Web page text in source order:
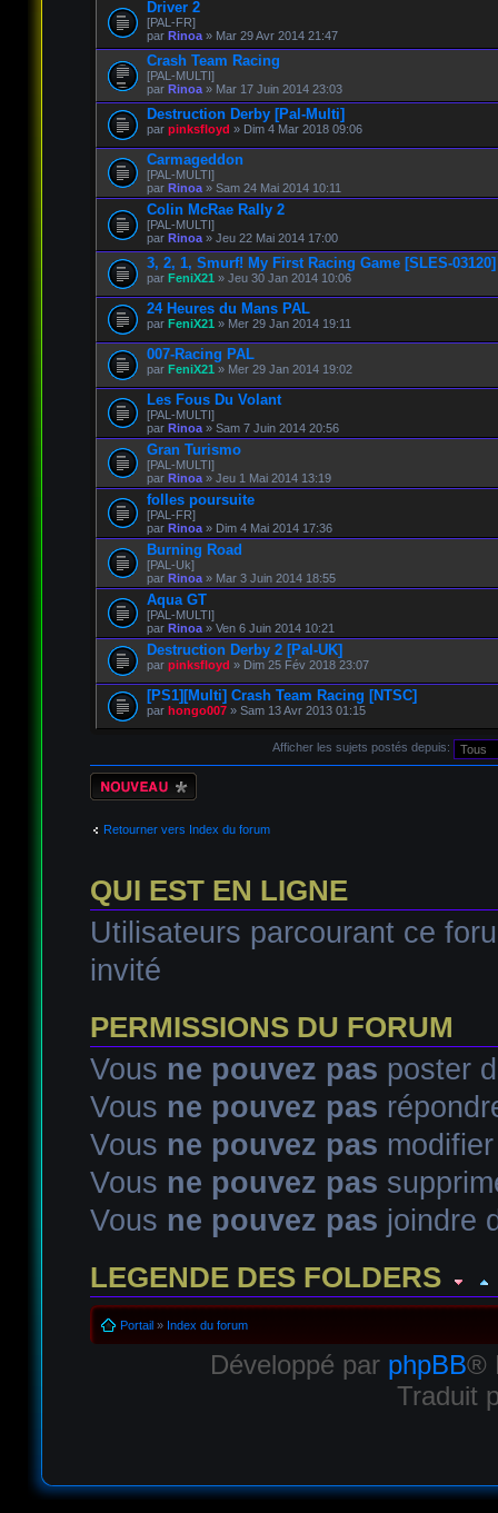
Driver 2
[PAL-FR]
par Rinoa» Mar 29 Avr 2014 21:47
Crash Team Racing
[PAL-MULTI]
par Rinoa» Mar 17 Juin 2014 23:03
Destruction Derby [Pal-Multi]
par pinksfloyd » Dim 4 Mar 2018 09:06
Carmageddon
[PAL-MULTI]
par Rinoa» Sam 24 Mai 2014 10:11
Colin McRae Rally 2
[PAL-MULTI]
par Rinoa» Jeu 22 Mai 2014 17:00
3, 2, 1, Smurf! My First Racing Game [SLES-03120]
par FeniX21 » Jeu 30 Jan 2014 10:06
24 Heures du Mans PAL
par FeniX21 » Mer 29 Jan 2014 19:11
007-Racing PAL
par FeniX21 » Mer 29 Jan 2014 19:02
Les Fous Du Volant
[PAL-MULTI]
par Rinoa» Sam 7 Juin 2014 20:56
Gran Turismo
[PAL-MULTI]
par Rinoa» Jeu 1 Mai 2014 13:19
folles poursuite
[PAL-FR]
par Rinoa» Dim 4 Mai 2014 17:36
Burning Road
[PAL-Uk]
par Rinoa» Mar 3 Juin 2014 18:55
Aqua GT
[PAL-MULTI]
par Rinoa» Ven 6 Juin 2014 10:21
Destruction Derby 2 [Pal-UK]
par pinksfloyd » Dim 25 Fév 2018 23:07
[PS1][Multi] Crash Team Racing [NTSC]
par hongo007» Sam 13 Avr 2013 01:15
Afficher les sujets postés depuis:
Écrire un nouveau
sujet
Retourner vers Index du forum
QUI EST EN LIGNE
Utilisateurs parcourant ce
invité
PERMISSIONS DU FORUM
Vous ne pouvez pas poster
Vous ne pouvez pas
Vous ne pouvez pas
Vous ne pouvez pas
Vous ne pouvez pas joindre
LEGENDE DES FOLDERS
Sujet lu fermé Sujet lu fermé dans
Sujet
Portail» Index du forum
Développé par phpBB®
Traduit